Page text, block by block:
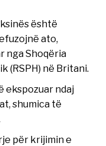
është
ato,
nga Shoqëria
(RSPH) në Britani.
ekspozuar ndaj
shumica të
për krijimin e